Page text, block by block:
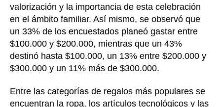
valorización y la importancia de esta celebración
en el ámbito familiar. Así mismo, se observó que
un 33% de los encuestados planeó gastar entre
$100.000 y $200.000, mientras que un 43%
destinó hasta $100.000, un 13% entre $200.000 y
$300.000 y un 11% más de $300.000.
Entre las categorías de regalos más populares se
encuentran la ropa, los artículos tecnológicos y las